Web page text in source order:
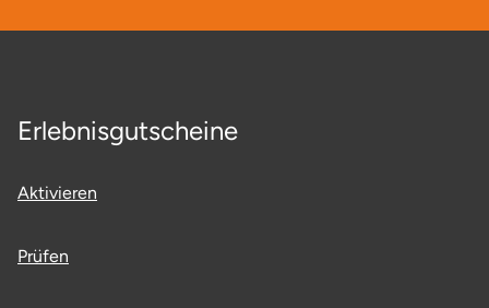
Erlebnisgutscheine
Aktivieren
Prüfen